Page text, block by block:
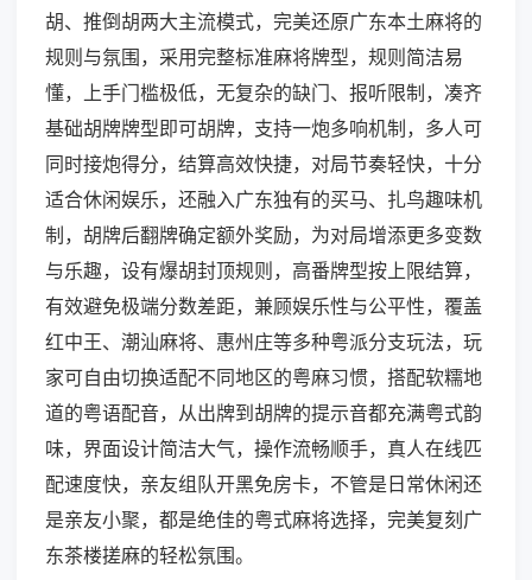
胡、推倒胡两大主流模式，完美还原广东本土麻将的
规则与氛围，采用完整标准麻将牌型，规则简洁易
懂，上手门槛极低，无复杂的缺门、报听限制，凑齐
基础胡牌牌型即可胡牌，支持一炮多响机制，多人可
同时接炮得分，结算高效快捷，对局节奏轻快，十分
适合休闲娱乐，还融入广东独有的买马、扎鸟趣味机
制，胡牌后翻牌确定额外奖励，为对局增添更多变数
与乐趣，设有爆胡封顶规则，高番牌型按上限结算，
有效避免极端分数差距，兼顾娱乐性与公平性，覆盖
红中王、潮汕麻将、惠州庄等多种粤派分支玩法，玩
家可自由切换适配不同地区的粤麻习惯，搭配软糯地
道的粤语配音，从出牌到胡牌的提示音都充满粤式韵
味，界面设计简洁大气，操作流畅顺手，真人在线匹
配速度快，亲友组队开黑免房卡，不管是日常休闲还
是亲友小聚，都是绝佳的粤式麻将选择，完美复刻广
东茶楼搓麻的轻松氛围。